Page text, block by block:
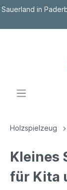
Sauerland in
Holzspielzeug
Kleines
für Kita